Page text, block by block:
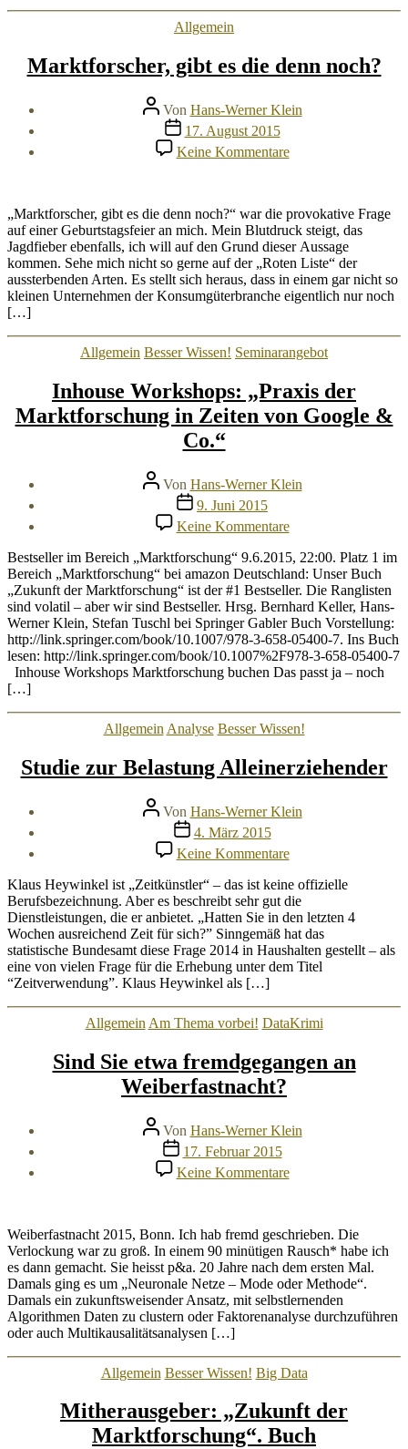
Kategorien
Allgemein
Marktforscher, gibt es die denn noch?
Beitragsautor
Von Hans-Werner Klein
Veröffentlichungsdatum
17. August 2015
Keine Kommentarezu
Marktforscher,
die
denn
noch?
„Marktforscher, gibt es die denn noch?“ war die provokative Frage
auf einer Geburtstagsfeier an mich. Mein Blutdruck steigt, das
Jagdfieber ebenfalls, ich will auf den Grund dieser Aussage
kommen. Sehe mich nicht so gerne auf der „Roten Liste“ der
aussterbenden Arten. Es stellt sich heraus, dass in einem gar nicht so
kleinen Unternehmen der Konsumgüterbranche eigentlich nur noch
[…]
Kategorien
Allgemein Besser Wissen! Seminarangebot
Inhouse Workshops: „Praxis der
Marktforschung in Zeiten von Google &
Co.“
Beitragsautor
Von Hans-Werner Klein
Veröffentlichungsdatum
9. Juni 2015
Keine Kommentarezu
Inhouse
Workshops:
„Praxis
der
Marktforschung
in
Zeiten
von
Google
Bestseller im Bereich „Marktforschung“ 9.6.2015, 22:00. Platz 1 im
Bereich „Marktforschung“ bei amazon Deutschland: Unser Buch
„Zukunft der Marktforschung“ ist der #1 Bestseller. Die Ranglisten
sind volatil – aber wir sind Bestseller. Hrsg. Bernhard Keller, Hans-
Werner Klein, Stefan Tuschl bei Springer Gabler Buch Vorstellung:
http://link.springer.com/book/10.1007/978-3-658-05400-7. Ins Buch
lesen: http://link.springer.com/book/10.1007%2F978-3-658-05400-7
Inhouse Workshops Marktforschung buchen Das passt ja – noch
[…]
Kategorien
Allgemein Analyse Besser Wissen!
Studie zur Belastung Alleinerziehender
Beitragsautor
Von Hans-Werner Klein
Veröffentlichungsdatum
4. März 2015
Keine Kommentarezu
Studie
zur
Belastung
Alleinerziehender
Klaus Heywinkel ist „Zeitkünstler“ – das ist keine offizielle
Berufsbezeichnung. Aber es beschreibt sehr gut die
Dienstleistungen, die er anbietet. „Hatten Sie in den letzten 4
Wochen ausreichend Zeit für sich?” Sinngemäß hat das
statistische Bundesamt diese Frage 2014 in Haushalten gestellt – als
eine von vielen Frage für die Erhebung unter dem Titel
“Zeitverwendung”. Klaus Heywinkel als […]
Kategorien
Allgemein Am Thema vorbei! DataKrimi
Sind Sie etwa fremdgegangen an
Weiberfastnacht?
Beitragsautor
Von Hans-Werner Klein
Veröffentlichungsdatum
17. Februar 2015
Keine Kommentarezu
Sind
fremdgegangen
an
Weiberfastnacht?
Weiberfastnacht 2015, Bonn. Ich hab fremd geschrieben. Die
Verlockung war zu groß. In einem 90 minütigen Rausch* habe ich
es dann gemacht. Sie heisst p&a. 20 Jahre nach dem ersten Mal.
Damals ging es um „Neuronale Netze – Mode oder Methode“.
Damals ein zukunftsweisender Ansatz, mit selbstlernenden
Algorithmen Daten zu clustern oder Faktorenanalyse durchzuführen
oder auch Multikausalitätsanalysen […]
Kategorien
Allgemein Besser Wissen! Big Data
Mitherausgeber: „Zukunft der
Marktforschung“. Buch